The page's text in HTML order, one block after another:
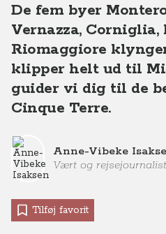
De fem byer
Vernazza, Corniglia,
Riomaggiore
klipper helt ud til
guider vi dig til de
Cinque Terre.
Anne-Vibeke
Vært og rejsejournalist
Tilføj favorit